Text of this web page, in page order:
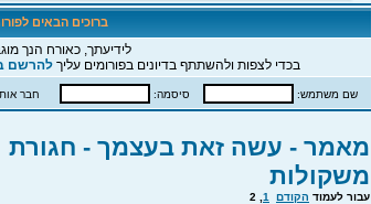
ברוכים הבאים
לידיעתך, כאורח הנך
בכדי לצפות ולהשתתף בדיונים בפורומים עליךלהרשם
שם משתמש: סיסמה: חבר אותי
מאמר - עשה זאת בעצמך - חגורת
משקולות
עבור לעמוד הקודם 1
2